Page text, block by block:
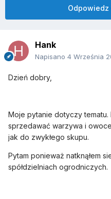
Odpowiedz
Hank
Napisano 4 Września
Dzień dobry,
Moje pytanie dotyczy
sprzedawać warzywa i
jak do zwykłego skupu.
Pytam ponieważ natknąłem
spółdzielniach ogrodniczych.